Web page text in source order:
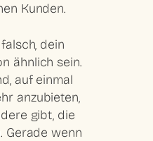
Kunden.
dein
ähnlich sein.
auf einmal
anzubieten,
gibt, die
Gerade wenn